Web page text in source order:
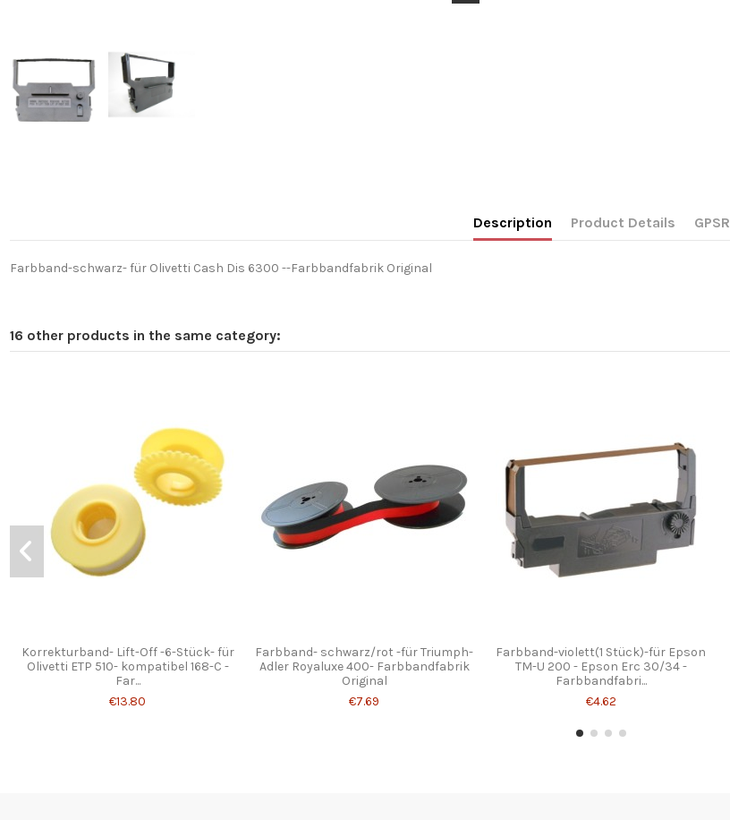
Description Product Details GPSR
Farbband-schwarz- für Olivetti Cash Dis 6300 --Farbbandfabrik Original
16 other products in the same category:
Korrekturband- Lift-Off -6-Stück- für
Olivetti ETP 510- kompatibel 168-C -
Far...
€13.80
Farbband- schwarz/rot -für Triumph-
Adler Royaluxe 400- Farbbandfabrik
Original
€7.69
Farbband-violett(1 Stück)-für Epson
TM-U 200 - Epson Erc 30/34 -
Farbbandfabri...
€4.62